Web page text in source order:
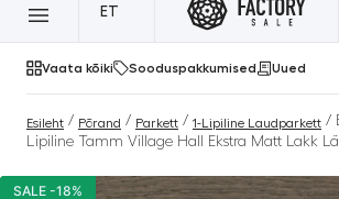
ET
Vaata kõiki Sooduspakkumised Uued
Esileht / Põrand / Parkett / 1-Lipiline Laudparkett /
Lipiline Tamm Village Hall Ekstra Matt Lakk
SALE -18%